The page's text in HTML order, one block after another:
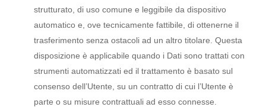
strutturato, di uso comune e leggibile da dispositivo
automatico e, ove tecnicamente fattibile, di ottenerne il
trasferimento senza ostacoli ad un altro titolare. Questa
disposizione è applicabile quando i Dati sono trattati con
strumenti automatizzati ed il trattamento è basato sul
consenso dell’Utente, su un contratto di cui l’Utente è
parte o su misure contrattuali ad esso connesse.